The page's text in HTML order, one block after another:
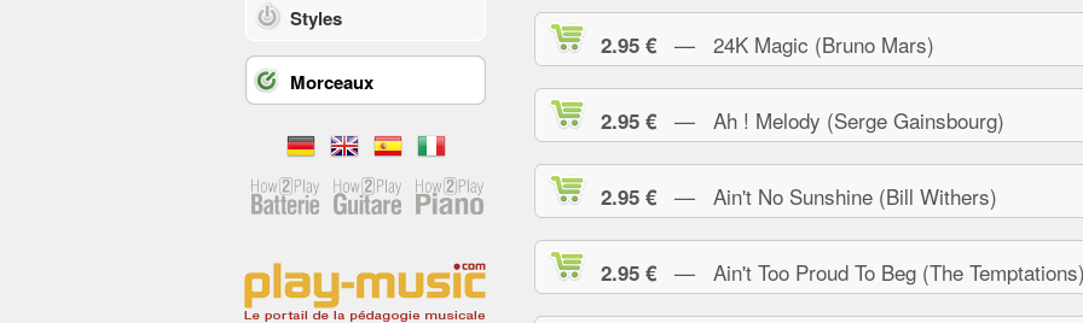
Styles
Morceaux
2.95 € — 24K Magic (Bruno Mars)
2.95 € — Ah ! Melody (Serge Gainsbourg)
2.95 € — Ain't No Sunshine (Bill Withers)
2.95 € — Ain't Too Proud To Beg (The